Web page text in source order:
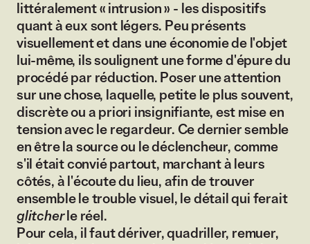
littéralement « intrusion » - les dispositifs
quant à eux sont légers. Peu présents
visuellement et dans une économie de l'objet
lui-même, ils soulignent une forme d'épure du
procédé par réduction. Poser une attention
sur une chose, laquelle, petite le plus souvent,
discrète ou a priori insignifiante, est mise en
tension avec le regardeur. Ce dernier semble
en être la source ou le déclencheur, comme
s'il était convié partout, marchant à leurs
côtés, à l'écoute du lieu, afin de trouver
ensemble le trouble visuel, le détail qui ferait
glitcherle réel.
Pour cela, il faut dériver, quadriller, remuer,